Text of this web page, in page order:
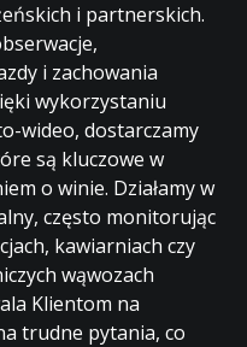
i partnerskich.
i zachowania
wykorzystaniu
wideo, dostarczamy
są kluczowe w
o winie. Działamy w
często monitorując
kawiarniach czy
wąwozach
Klientom na
trudne pytania, co